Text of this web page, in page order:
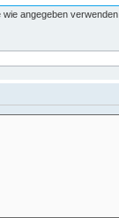
angegeben verwenden